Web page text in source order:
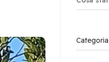
Categoria